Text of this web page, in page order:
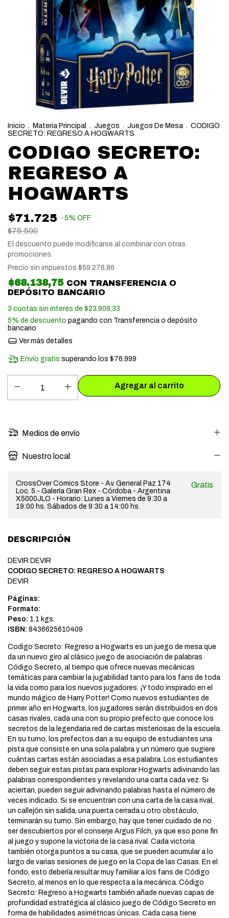
Inicio . Materia Principal . Juegos . Juegos De Mesa . CODIGO
SECRETO: REGRESO A HOGWARTS
CODIGO SECRETO:
REGRESO A
HOGWARTS
$71.725 -5% OFF
$75.500
El descuento puede modificarse al combinar con otras
promociones.
Precio sin impuestos $59.276,86
$68.138,75 CON TRANSFERENCIA O
DEPÓSITO BANCARIO
3 cuotas sin interés de $23.908,33
5% de descuento pagando con Transferencia o depósito
bancario
Ver más detalles
Envío gratis superando los$76.999
Medios de envío
Nuestro local
CrossOver Comics Store - Av. General Paz 174
Loc. 5 - Galería Gran Rex - Córdoba - Argentina
X5000JLO - Horario: Lunes a Viernes de 9:30 a
19:00 hs. Sábados de 9:30 a 14:00 hs.
Gratis
DESCRIPCIÓN
DEVIR DEVIR
CODIGO SECRETO: REGRESO A HOGWARTS
DEVIR
Páginas:
Formato:
Peso: 1.1 kgs.
ISBN: 8436625610409
Codigo Secreto: Regreso a Hogwarts es un juego de mesa que
da un nuevo giro al clásico juego de asociación de palabras
Código Secreto, al tiempo que ofrece nuevas mecánicas
temáticas para cambiar la jugabilidad tanto para los fans de toda
la vida como para los nuevos jugadores. ¡Y todo inspirado en el
mundo mágico de Harry Potter! Como nuevos estudiantes de
primer año en Hogwarts, los jugadores serán distribuidos en dos
casas rivales, cada una con su propio prefecto que conoce los
secretos de la legendaria red de cartas misteriosas de la escuela.
En su turno, los prefectos dan a su equipo de estudiantes una
pista que consiste en una sola palabra y un número que sugiere
cuántas cartas están asociadas a esa palabra. Los estudiantes
deben seguir estas pistas para explorar Hogwarts adivinando las
palabras correspondientes y revelando una carta cada vez. Si
aciertan, pueden seguir adivinando palabras hasta el número de
veces indicado. Si se encuentran con una carta de la casa rival,
un callejón sin salida, una puerta cerrada u otro obstáculo,
terminarán su turno. Sin embargo, hay que tener cuidado de no
ser descubiertos por el conserje Argus Filch, ya que eso pone fin
al juego y supone la victoria de la casa rival. Cada victoria
también otorga puntos a su casa, que se pueden acumular a lo
largo de varias sesiones de juego en la Copa de las Casas. En el
fondo, esto debería resultar muy familiar a los fans de Código
Secreto, al menos en lo que respecta a la mecánica. Código
Secreto: Regreso a Hogwarts también añade nuevas capas de
profundidad estratégica al clásico juego de Código Secreto en
forma de habilidades asimétricas únicas. Cada casa tiene